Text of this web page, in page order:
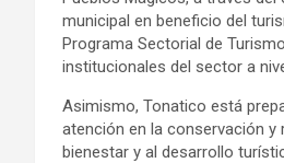
municipal en beneficio del
Programa Sectorial de
institucionales del sector a
Asimismo, Tonatico está
atención en la conservación y
bienestar y al desarrollo